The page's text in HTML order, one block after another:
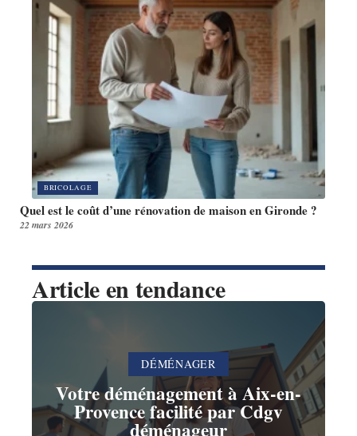
BRICOLAGE
Quel est le coût d’une rénovation de maison en Gironde ?
22 mars 2026
Article en tendance
DÉMÉNAGER
Votre déménagement à Aix-en-
Provence facilité par Cdgv
déménageur